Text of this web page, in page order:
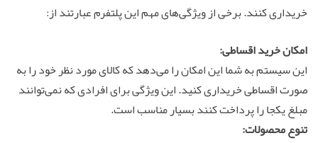
خریداری کنند. برخی از ویژگی‌های مهم این پلتفرم عبارتند از:
امکان خرید اقساطی:
این سیستم به شما این امکان را می‌دهد که کالای مورد نظر خود را به
صورت اقساطی خریداری کنید. این ویژگی برای افرادی که نمی‌توانند
مبلغ یکجا را پرداخت کنند بسیار مناسب است.
تنوع محصولات: